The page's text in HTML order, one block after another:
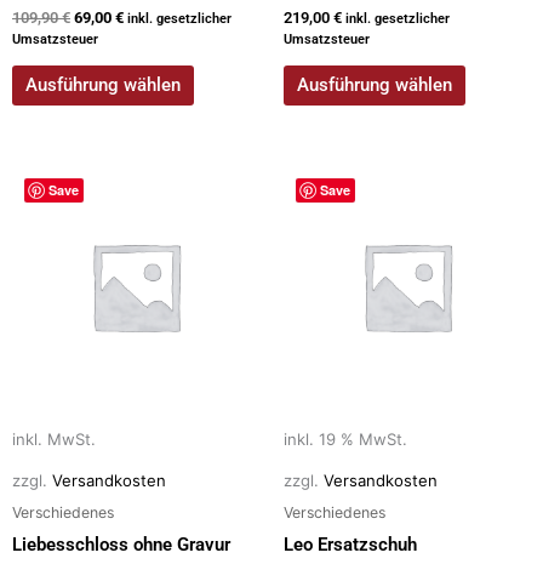
109,90€ 69,00 € inkl. gesetzlicher
Umsatzsteuer
Ausführung wählen
219,00 € inkl. gesetzlicher
Umsatzsteuer
Ausführung wählen
Save
inkl. MwSt.
zzgl. Versandkosten
Verschiedenes
Liebesschloss ohne Gravur
Dieses
Produkt
auf
Produktseite
gewählt
werden
Save
inkl. 19 % MwSt.
zzgl. Versandkosten
Verschiedenes
Leo Ersatzschuh